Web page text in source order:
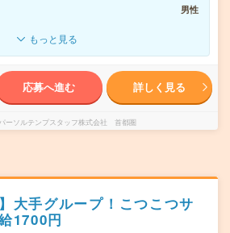
男性
もっと見る
応募へ進む 詳しく見る
ーソルテンプスタッフ株式会社 首都圏
大手グループ！こつこつサ
1700円